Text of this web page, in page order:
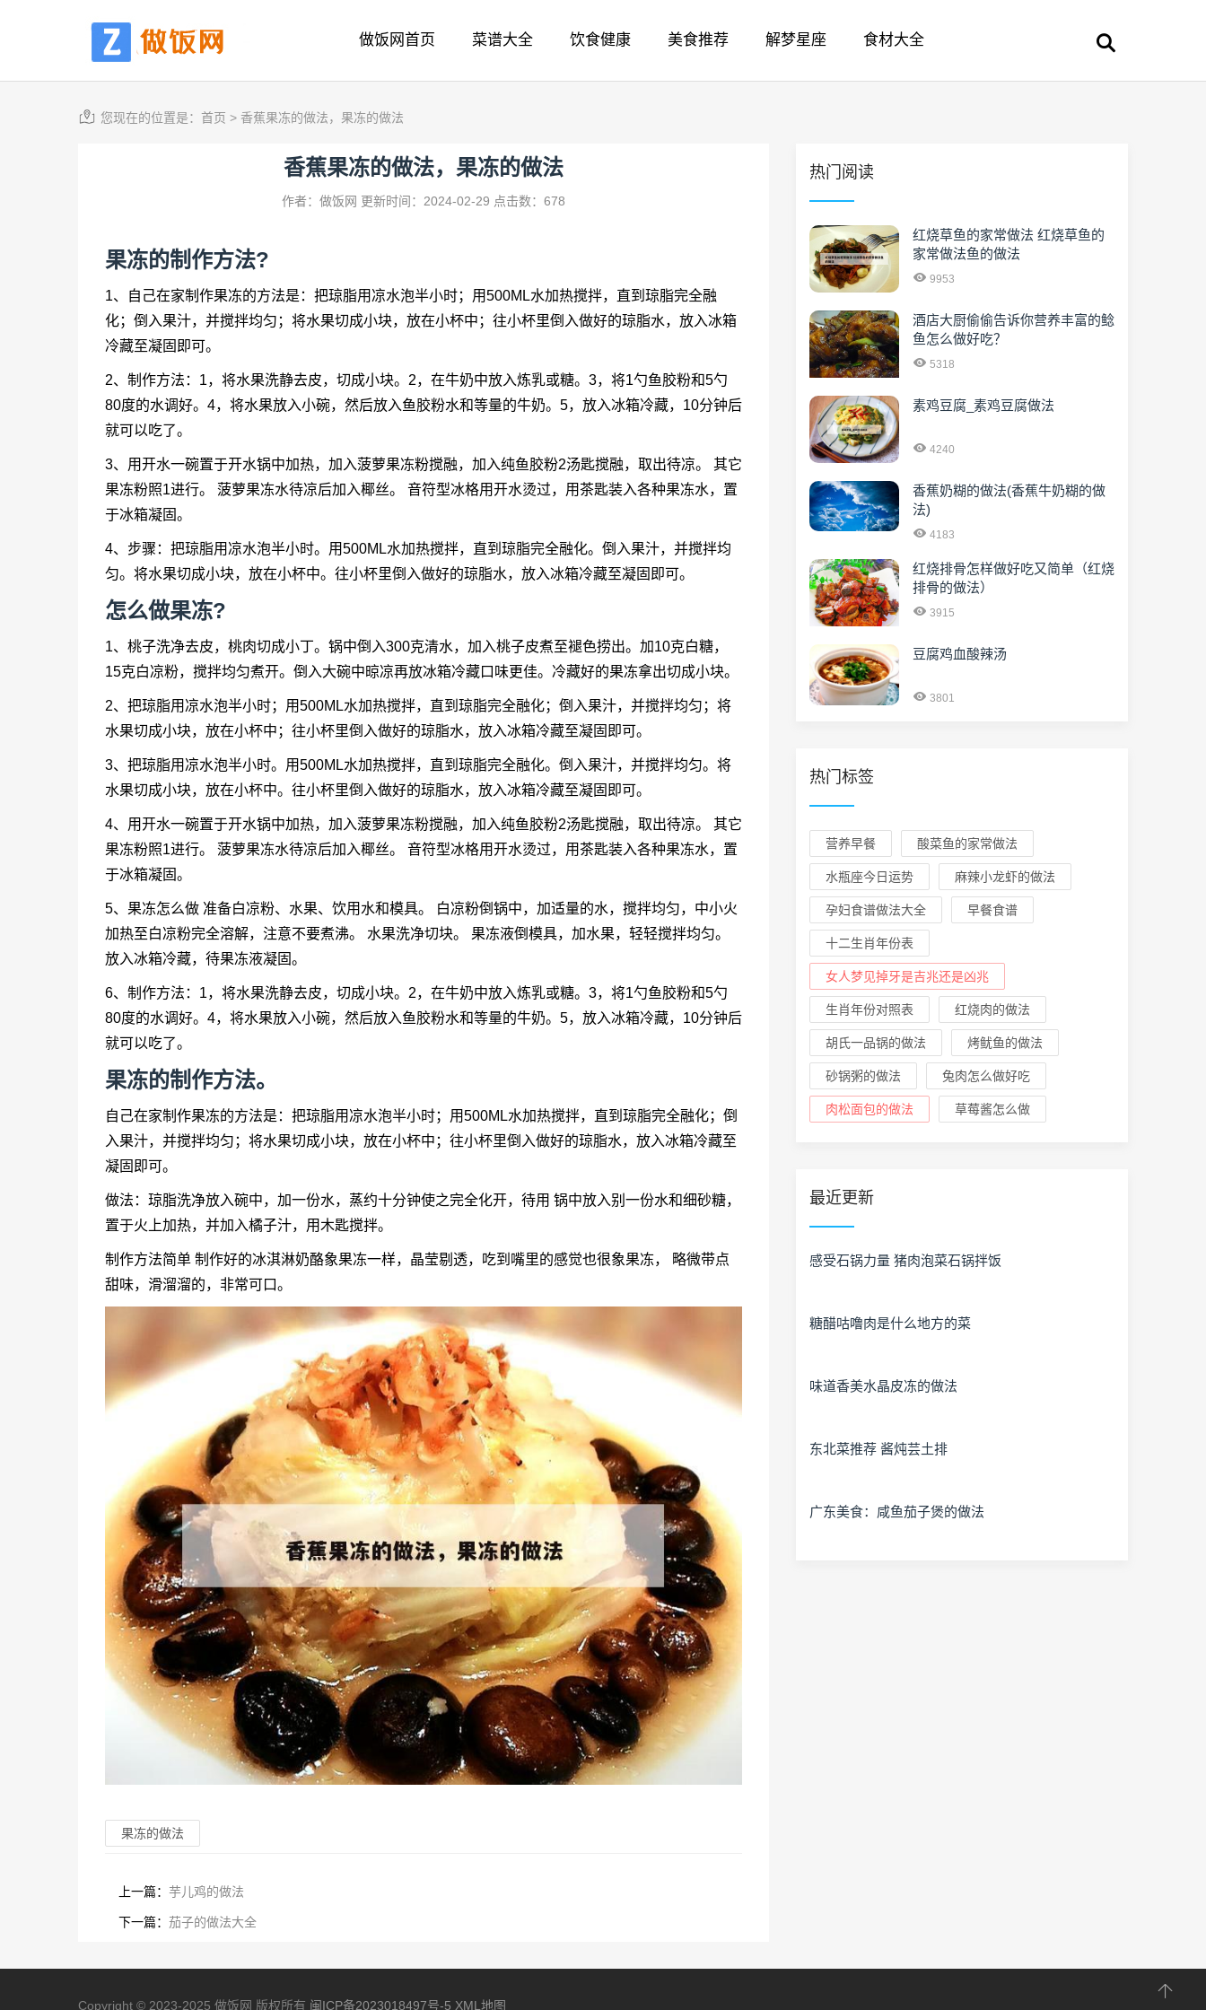
做饭网首页 菜谱大全 饮食健康 美食推荐 解梦星座 食材大全
您现在的位置是： 首页 > 香蕉果冻的做法，果冻的做法
香蕉果冻的做法，果冻的做法
作者：做饭网 更新时间：2024-02-29 点击数：678
果冻的制作方法?
1、自己在家制作果冻的方法是：把琼脂用凉水泡半小时；用500ML水加热搅拌，直到琼脂完全融
化；倒入果汁，并搅拌均匀；将水果切成小块，放在小杯中；往小杯里倒入做好的琼脂水，放入冰箱
冷藏至凝固即可。
2、制作方法：1，将水果洗静去皮，切成小块。2，在牛奶中放入炼乳或糖。3，将1勺鱼胶粉和5勺
80度的水调好。4，将水果放入小碗，然后放入鱼胶粉水和等量的牛奶。5，放入冰箱冷藏，10分钟后
就可以吃了。
3、用开水一碗置于开水锅中加热，加入菠萝果冻粉搅融，加入纯鱼胶粉2汤匙搅融，取出待凉。 其它
果冻粉照1进行。 菠萝果冻水待凉后加入椰丝。 音符型冰格用开水烫过，用茶匙装入各种果冻水，置
于冰箱凝固。
4、步骤：把琼脂用凉水泡半小时。用500ML水加热搅拌，直到琼脂完全融化。倒入果汁，并搅拌均
匀。将水果切成小块，放在小杯中。往小杯里倒入做好的琼脂水，放入冰箱冷藏至凝固即可。
怎么做果冻?
1、桃子洗净去皮，桃肉切成小丁。锅中倒入300克清水，加入桃子皮煮至褪色捞出。加10克白糖，
15克白凉粉，搅拌均匀煮开。倒入大碗中晾凉再放冰箱冷藏口味更佳。冷藏好的果冻拿出切成小块。
2、把琼脂用凉水泡半小时；用500ML水加热搅拌，直到琼脂完全融化；倒入果汁，并搅拌均匀；将
水果切成小块，放在小杯中；往小杯里倒入做好的琼脂水，放入冰箱冷藏至凝固即可。
3、把琼脂用凉水泡半小时。用500ML水加热搅拌，直到琼脂完全融化。倒入果汁，并搅拌均匀。将
水果切成小块，放在小杯中。往小杯里倒入做好的琼脂水，放入冰箱冷藏至凝固即可。
4、用开水一碗置于开水锅中加热，加入菠萝果冻粉搅融，加入纯鱼胶粉2汤匙搅融，取出待凉。 其它
果冻粉照1进行。 菠萝果冻水待凉后加入椰丝。 音符型冰格用开水烫过，用茶匙装入各种果冻水，置
于冰箱凝固。
5、果冻怎么做 准备白凉粉、水果、饮用水和模具。 白凉粉倒锅中，加适量的水，搅拌均匀，中小火
加热至白凉粉完全溶解，注意不要煮沸。 水果洗净切块。 果冻液倒模具，加水果，轻轻搅拌均匀。
放入冰箱冷藏，待果冻液凝固。
6、制作方法：1，将水果洗静去皮，切成小块。2，在牛奶中放入炼乳或糖。3，将1勺鱼胶粉和5勺
80度的水调好。4，将水果放入小碗，然后放入鱼胶粉水和等量的牛奶。5，放入冰箱冷藏，10分钟后
就可以吃了。
果冻的制作方法。
自己在家制作果冻的方法是：把琼脂用凉水泡半小时；用500ML水加热搅拌，直到琼脂完全融化；倒
入果汁，并搅拌均匀；将水果切成小块，放在小杯中；往小杯里倒入做好的琼脂水，放入冰箱冷藏至
凝固即可。
做法：琼脂洗净放入碗中，加一份水，蒸约十分钟使之完全化开，待用 锅中放入别一份水和细砂糖，
置于火上加热，并加入橘子汁，用木匙搅拌。
制作方法简单 制作好的冰淇淋奶酪象果冻一样，晶莹剔透，吃到嘴里的感觉也很象果冻， 略微带点
甜味，滑溜溜的，非常可口。
果冻的做法
上一篇： 芋儿鸡的做法
下一篇： 茄子的做法大全
热门阅读
红烧草鱼的家常做法 红烧草鱼的
家常做法鱼的做法
9953
酒店大厨偷偷告诉你营养丰富的鲶
鱼怎么做好吃？
5318
素鸡豆腐_素鸡豆腐做法
4240
香蕉奶糊的做法(香蕉牛奶糊的做
法)
4183
红烧排骨怎样做好吃又简单（红烧
排骨的做法）
3915
豆腐鸡血酸辣汤
3801
热门标签
营养早餐 酸菜鱼的家常做法
水瓶座今日运势 麻辣小龙虾的做法
孕妇食谱做法大全 早餐食谱
十二生肖年份表
女人梦见掉牙是吉兆还是凶兆
生肖年份对照表 红烧肉的做法
胡氏一品锅的做法 烤鱿鱼的做法
砂锅粥的做法 兔肉怎么做好吃
肉松面包的做法 草莓酱怎么做
最近更新
感受石锅力量 猪肉泡菜石锅拌饭
糖醋咕噜肉是什么地方的菜
味道香美水晶皮冻的做法
东北菜推荐 酱炖芸土排
广东美食：咸鱼茄子煲的做法
Copyright © 2023-2025 做饭网 版权所有 闽ICP备2023018497号-5 XML地图